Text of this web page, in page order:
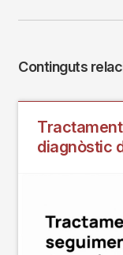
Continguts
diagnòstic